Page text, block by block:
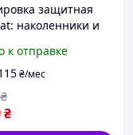
защитная
наколенники и
пластика,
GoodPlace -
shopping-
к отправке
₴/мес
₴
₴